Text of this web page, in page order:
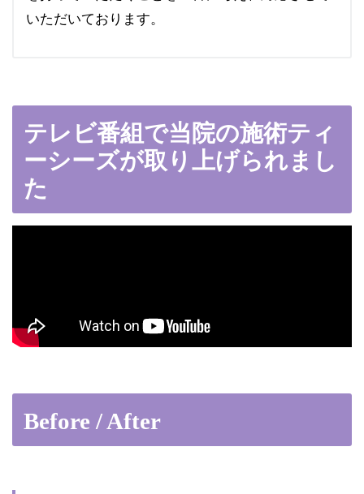
いただいております。
テレビ番組で当院の施術ティ
ーシーズが取り上げられまし
た
Before / After